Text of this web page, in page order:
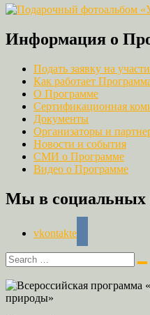
Информация о
Подать заявку на
Как работает
О Программе
Сертификационная
Документы
Организаторы и
Новости и события
СМИ о Программе
Видео о Программе
Мы в социальных
vkontakte